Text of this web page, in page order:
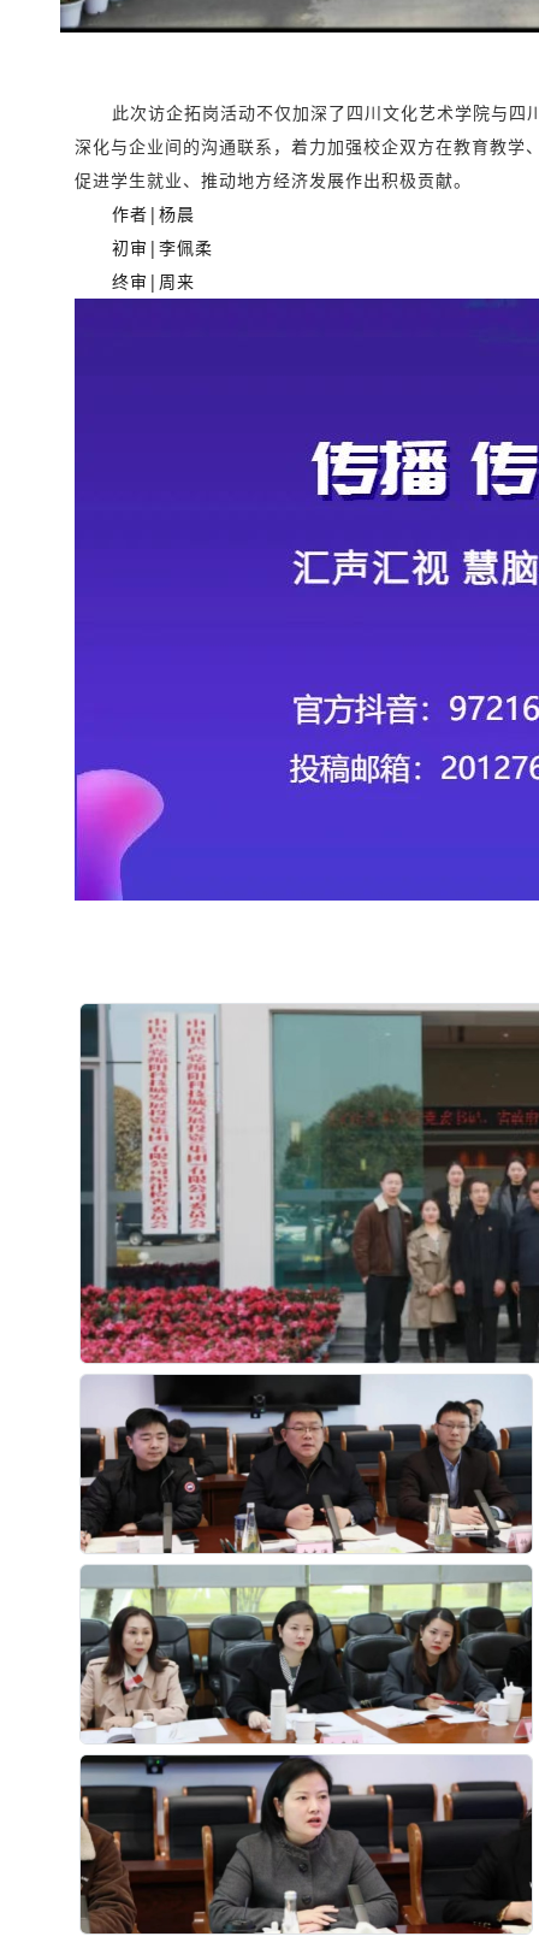
此次访企拓岗活动不仅加深了四川文化艺术学院与
深化与企业间的沟通联系，着力加强校企双方在教育教学
促进学生就业、推动地方经济发展作出积极贡献。
作者|杨晨
初审|李佩柔
终审|周来